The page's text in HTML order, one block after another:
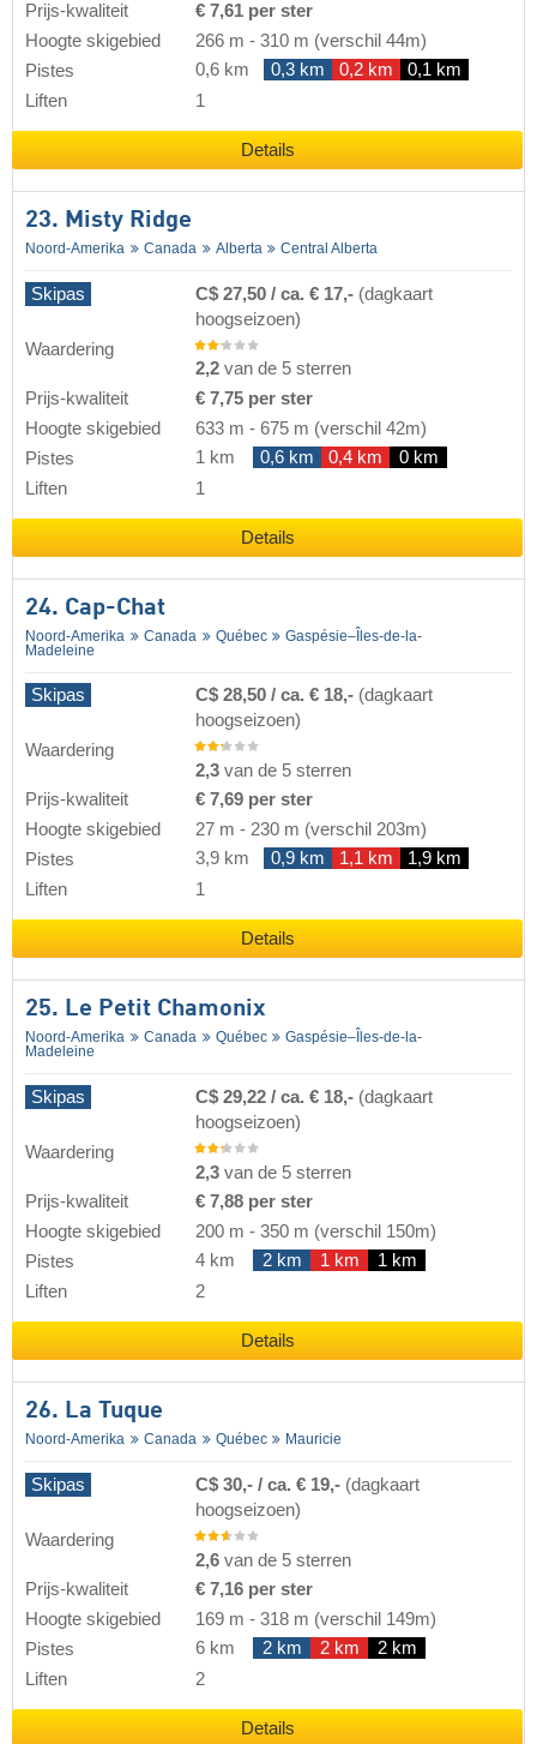
Prijs-kwaliteit
€ 7,61 per ster
Hoogte skigebied
266 m - 310 m (verschil 44m)
Pistes
0,6 km 0,3 km 0,2 km
0,1 km
Liften
1
Details
23. Misty Ridge
Noord-Amerika Canada Alberta Central Alberta
Skipas C$ 27,50 / ca. € 17,- (dagkaart
hoogseizoen)
Waardering
2,2 van de 5 sterren
Prijs-kwaliteit
€ 7,75 per ster
Hoogte skigebied
633 m - 675 m (verschil 42m)
Pistes
1 km 0,6 km 0,4 km
0 km
Liften
1
Details
24. Cap-Chat
Noord-Amerika Canada Québec
Gaspésie–Îles-de-la-
Madeleine
Skipas C$ 28,50 / ca. € 18,- (dagkaart
hoogseizoen)
Waardering
2,3 van de 5 sterren
Prijs-kwaliteit
€ 7,69 per ster
Hoogte skigebied
27 m - 230 m (verschil 203m)
Pistes
3,9 km 0,9 km 1,1 km
1,9 km
Liften
1
Details
25. Le Petit Chamonix
Noord-Amerika Canada Québec
Gaspésie–Îles-de-la-
Madeleine
Skipas C$ 29,22 / ca. € 18,- (dagkaart
hoogseizoen)
Waardering
2,3 van de 5 sterren
Prijs-kwaliteit
€ 7,88 per ster
Hoogte skigebied
200 m - 350 m (verschil 150m)
Pistes
4 km 2 km 1 km
1 km
Liften
2
Details
26. La Tuque
Noord-Amerika Canada Québec Mauricie
Skipas C$ 30,- / ca. € 19,- (dagkaart
hoogseizoen)
Waardering
2,6 van de 5 sterren
Prijs-kwaliteit
€ 7,16 per ster
Hoogte skigebied
169 m - 318 m (verschil 149m)
Pistes
6 km 2 km 2 km
2 km
Liften
2
Details